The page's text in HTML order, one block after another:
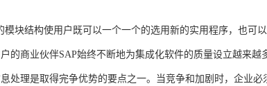
模块结构使用户既可以一个一个的选用新的实用程序，也可
的商业伙伴SAP始终不断地为集成化软件的质量设立越来越
处理是取得完争优势的要点之一。当竞争和加剧时，企业